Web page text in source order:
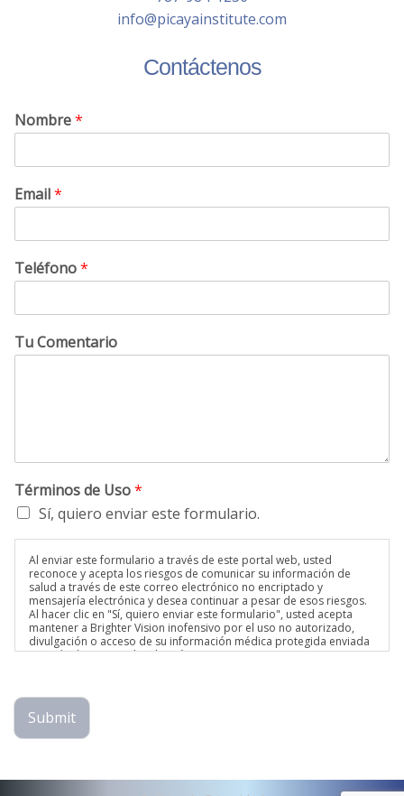
info@picayainstitute.com
Contáctenos
Nombre*
Email*
Teléfono*
Tu Comentario
Términos de Uso*
Sí, quiero enviar este formulario.
Al enviar este formulario a través de este portal web, usted
reconoce y acepta los riesgos de comunicar su información de
salud a través de este correo electrónico no encriptado y
mensajería electrónica y desea continuar a pesar de esos riesgos.
Al hacer clic en "Sí, quiero enviar este formulario", usted acepta
mantener a Brighter Vision inofensivo por el uso no autorizado,
divulgación o acceso de su información médica protegida enviada
a través de este medio electrónico.
Submit